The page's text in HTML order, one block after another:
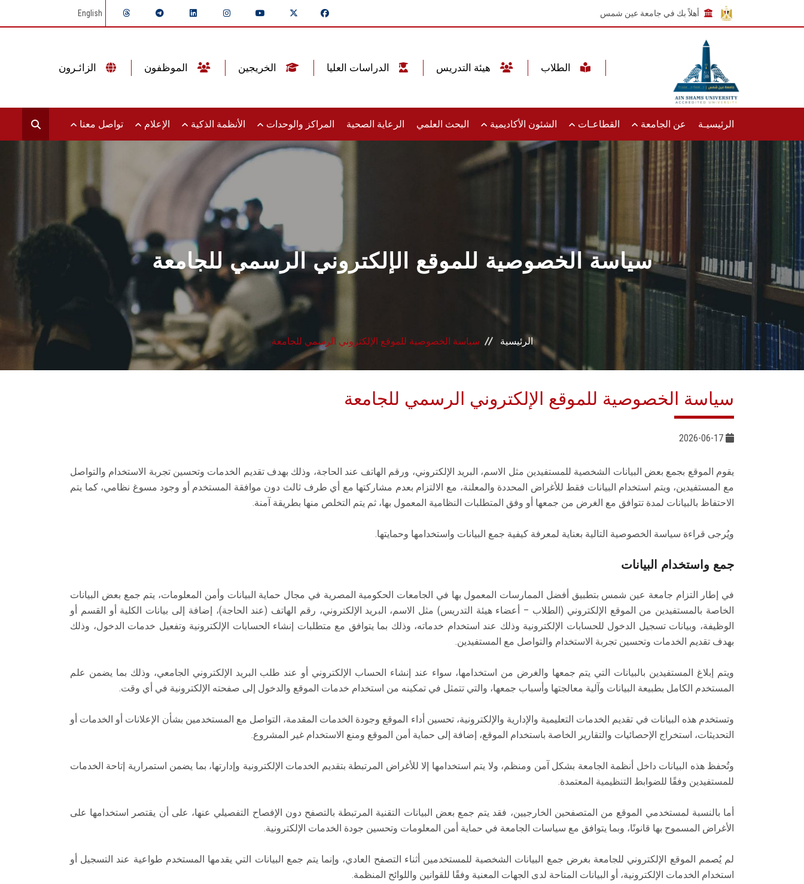
أهلاً بك في جامعة عين شمس English
الرئيسيـة عن الجامعة القطاعـات الشئون الأكاديمية البحث العلمي الرعاية الصحية المراكز والوحدات الأنظمة الذكية الإعلام تواصل معنا
سياسة الخصوصية للموقع الإلكتروني الرسمي للجامعة
الرئيسية سياسة الخصوصية للموقع الإلكتروني الرسمي للجامعة
سياسة الخصوصية للموقع الإلكتروني الرسمي للجامعة
يقوم الموقع بجمع بعض البيانات الشخصية للمستفيدين مثل الاسم، البريد الإلكتروني، ورقم الهاتف عند الحاجة، وذلك بهدف تقديم الخدمات وتحسين تجربة الاستخدام والتواصل
مع المستفيدين، ويتم استخدام البيانات فقط للأغراض المحددة والمعلنة، مع الالتزام بعدم مشاركتها مع أي طرف ثالث دون موافقة المستخدم أو وجود مسوغ نظامي، كما يتم
الاحتفاظ بالبيانات لمدة تتوافق مع الغرض من جمعها أو وفق المتطلبات النظامية المعمول بها، ثم يتم التخلص منها بطريقة آمنة.
ويُرجى قراءة سياسة الخصوصية التالية بعناية لمعرفة كيفية جمع البيانات واستخدامها وحمايتها.
جمع واستخدام البيانات
في إطار التزام جامعة عين شمس بتطبيق أفضل الممارسات المعمول بها في الجامعات الحكومية المصرية في مجال حماية البيانات وأمن المعلومات، يتم جمع بعض البيانات
الخاصة بالمستفيدين من الموقع الإلكتروني (الطلاب – أعضاء هيئة التدريس) مثل الاسم، البريد الإلكتروني، رقم الهاتف (عند الحاجة)، إضافة إلى بيانات الكلية أو القسم أو
الوظيفة، وبيانات تسجيل الدخول للحسابات الإلكترونية وذلك عند استخدام خدماته، وذلك بما يتوافق مع متطلبات إنشاء الحسابات الإلكترونية وتفعيل خدمات الدخول، وذلك
بهدف تقديم الخدمات وتحسين تجربة الاستخدام والتواصل مع المستفيدين.
ويتم إبلاغ المستفيدين بالبيانات التي يتم جمعها والغرض من استخدامها، سواء عند إنشاء الحساب الإلكتروني أو عند طلب البريد الإلكتروني الجامعي، وذلك بما يضمن علم
المستخدم الكامل بطبيعة البيانات وآلية معالجتها وأسباب جمعها، والتي تتمثل في تمكينه من استخدام خدمات الموقع والدخول إلى صفحته الإلكترونية في أي وقت.
وتستخدم هذه البيانات في تقديم الخدمات التعليمية والإدارية والإلكترونية، تحسين أداء الموقع وجودة الخدمات المقدمة، التواصل مع المستخدمين بشأن الإعلانات أو الخدمات أو
التحديثات، استخراج الإحصائيات والتقارير الخاصة باستخدام الموقع، إضافة إلى حماية أمن الموقع ومنع الاستخدام غير المشروع.
وتُحفظ هذه البيانات داخل أنظمة الجامعة بشكل آمن ومنظم، ولا يتم استخدامها إلا للأغراض المرتبطة بتقديم الخدمات الإلكترونية وإدارتها، بما يضمن استمرارية إتاحة الخدمات
للمستفيدين وفقًا للضوابط التنظيمية المعتمدة.
أما بالنسبة لمستخدمي الموقع من المتصفحين الخارجيين، فقد يتم جمع بعض البيانات التقنية المرتبطة بالتصفح دون الإفصاح التفصيلي عنها، على أن يقتصر استخدامها على
الأغراض المسموح بها قانونًا، وبما يتوافق مع سياسات الجامعة في حماية أمن المعلومات وتحسين جودة الخدمات الإلكترونية.
لم يُصمم الموقع الإلكتروني للجامعة بغرض جمع البيانات الشخصية للمستخدمين أثناء التصفح العادي، وإنما يتم جمع البيانات التي يقدمها المستخدم طواعية عند التسجيل أو
استخدام الخدمات الإلكترونية، أو البيانات المتاحة لدى الجهات المعنية وفقًا للقوانين واللوائح المنظمة.